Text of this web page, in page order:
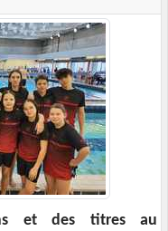
et des titres au